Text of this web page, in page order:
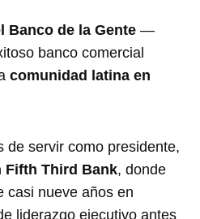
Banco de la Gente —
banco comercial
comunidad latina en
de servir como presidente,
Fifth Third Bank, donde
casi nueve años en
liderazgo ejecutivo antes